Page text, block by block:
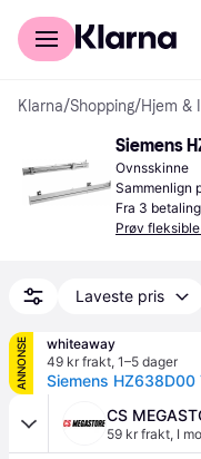
For kunder
Klarna/Shopping/Hjem &
Siemens
Ovnsskinne
Sammenlign
Fra 3
Prøv
Laveste pris
ANNONSE
whiteaway
49 kr frakt, 1–5 dager
CS
59 kr frakt, I